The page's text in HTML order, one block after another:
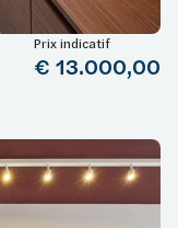
Prix indicatif
€ 13.000,00